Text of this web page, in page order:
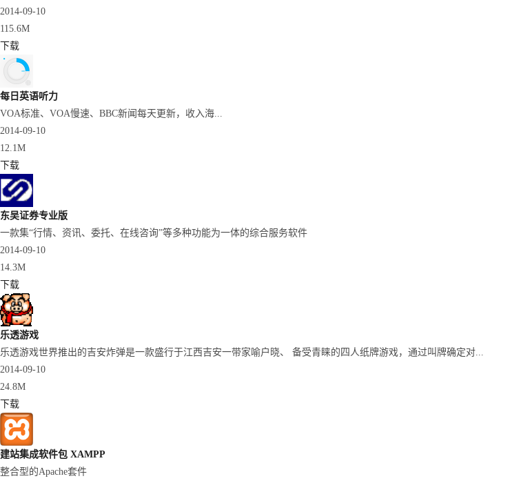
2014-09-10
115.6M
下载
每日英语听力
VOA标准、VOA慢速、BBC新闻每天更新，收入海...
2014-09-10
12.1M
下载
东吴证券专业版
一款集“行情、资讯、委托、在线咨询”等多种功能为一体的综合服务软件
2014-09-10
14.3M
下载
乐透游戏
乐透游戏世界推出的吉安炸弹是一款盛行于江西吉安一带家喻户晓、 备受青睐的四人纸牌游戏，通过叫牌确定对...
2014-09-10
24.8M
下载
建站集成软件包 XAMPP
整合型的Apache套件